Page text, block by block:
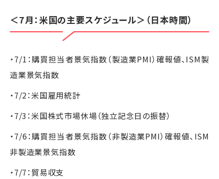
＜7月：米国の主要スケジュール＞（日本時間）
・7/1：購買担当者景気指数（製造業PMI）確報値、ISM製
造業景気指数
・7/2：米国雇用統計
・7/3：米国株式市場休場（独立記念日の振替）
・7/6：購買担当者景気指数（非製造業PMI）確報値、ISM
非製造業景気指数
・7/7：貿易収支